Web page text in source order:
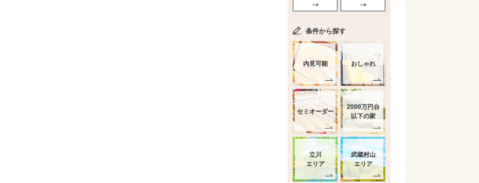
条件から探す
内見可能 おしゃれ
セミオーダー
2000万円台
以下の家
立川
エリア
武蔵村山
エリア